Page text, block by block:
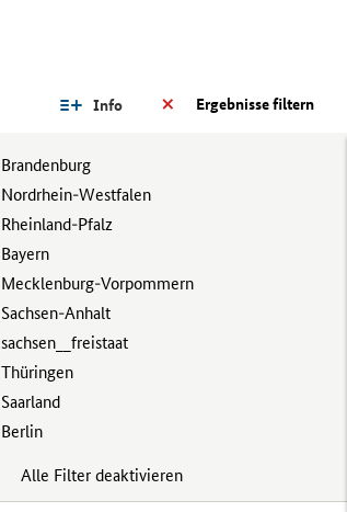
Ergebnisse filtern
Info
Brandenburg
Nordrhein-Westfalen
Rheinland-Pfalz
Bayern
Mecklenburg-Vorpommern
Sachsen-Anhalt
sachsen__freistaat
Thüringen
Saarland
Berlin
Alle Filter deaktivieren